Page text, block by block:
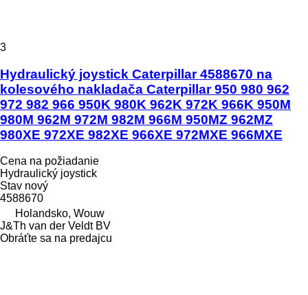
3
Hydraulický joystick Caterpillar 4588670 na
kolesového nakladača Caterpillar 950 980 962
972 982 966 950K 980K 962K 972K 966K 950M
980M 962M 972M 982M 966M 950MZ 962MZ
980XE 972XE 982XE 966XE 972MXE 966MXE
Cena na požiadanie
Hydraulický joystick
Stav nový
4588670
Holandsko, Wouw
J&Th van der Veldt BV
Obráťte sa na predajcu